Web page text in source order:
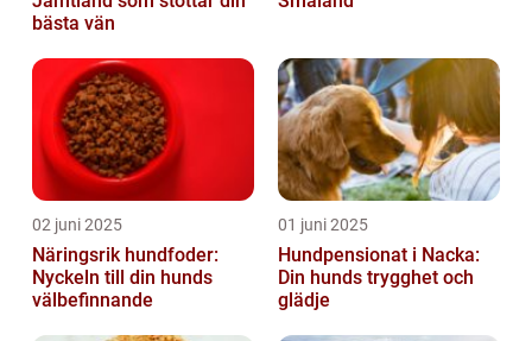
bästa vän
02 juni 2025
Näringsrik hundfoder:
Nyckeln till din hunds
välbefinnande
01 juni 2025
Hundpensionat i Nacka:
Din hunds trygghet och
glädje